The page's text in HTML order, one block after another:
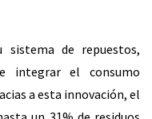
de repuestos,
integrar el consumo
a esta innovación, el